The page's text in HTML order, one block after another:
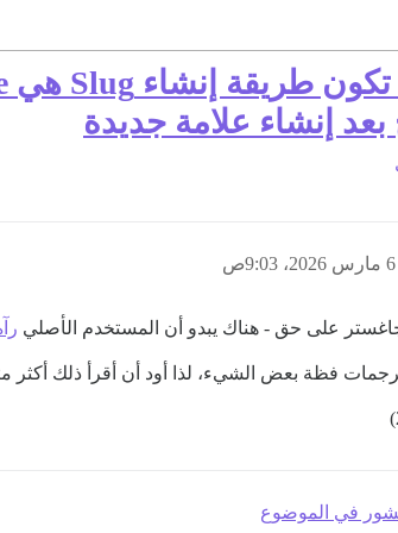
إنشاء علامة جديدة
6 مارس 2026، 9:03ص
على حق - هناك يبدو أن المستخدم الأصلي
فظة بعض الشيء، لذا أود أن أقرأ ذلك أكثر
في الموضوع